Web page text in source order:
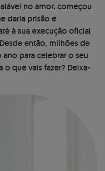
no amor, começou
daria prisão e
à sua execução oficial
então, milhões de
para celebrar o seu
o que vais fazer? Deixa-